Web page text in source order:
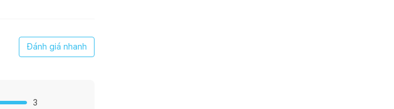
Đánh giá nhanh
3